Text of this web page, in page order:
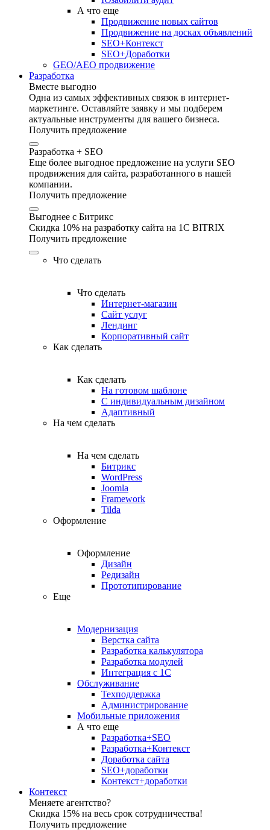
А что еще
Продвижение новых сайтов
Продвижение на досках объявлений
SEO+Контекст
SEO+Доработки
GEO/AEO продвижение
Разработка
Вместе выгодно
Одна из самых эффективных связок в интернет-
маркетинге. Оставляйте заявку и мы подберем
актуальные инструменты для вашего бизнеса.
Получить предложение
Разработка + SEO
Еще более выгодное предложение на услуги SEO
продвижения для сайта, разработанного в нашей
компании.
Получить предложение
Выгоднее с Битрикс
Скидка 10% на разработку сайта на 1C BITRIX
Получить предложение
Что сделать
Что сделать
Интернет-магазин
Сайт услуг
Лендинг
Корпоративный сайт
Как сделать
Как сделать
На готовом шаблоне
С индивидуальным дизайном
Адаптивный
На чем сделать
На чем сделать
Битрикс
WordPress
Joomla
Framework
Tilda
Оформление
Оформление
Дизайн
Редизайн
Прототипирование
Еще
Модернизация
Верстка сайта
Разработка калькулятора
Разработка модулей
Интеграция с 1С
Обслуживание
Техподдержка
Администрирование
Мобильные приложения
А что еще
Разработка+SEO
Разработка+Контекст
Доработка сайта
SEO+доработки
Контекст+доработки
Контекст
Меняете агентство?
Скидка 15% на весь срок сотрудничества!
Получить предложение